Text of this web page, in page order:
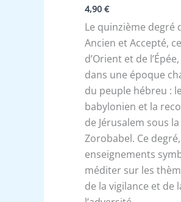
4,90€
Le quinzième degré
Ancien et Accepté,
d’Orient et de
dans une époque
du peuple hébreu :
babylonien et la
de Jérusalem sous
Zorobabel. Ce
enseignements
méditer sur les
de la vigilance et de